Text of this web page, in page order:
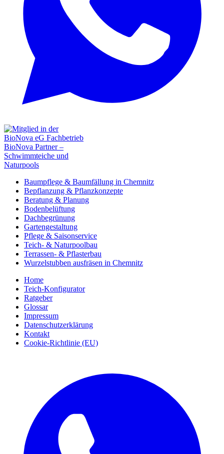
Baumpflege & Baumfällung in Chemnitz
Bepflanzung & Pflanzkonzepte
Beratung & Planung
Bodenbelüftung
Dachbegrünung
Gartengestaltung
Pflege & Saisonservice
Teich- & Naturpoolbau
Terrassen- & Pflasterbau
Wurzelstubben ausfräsen in Chemnitz
Home
Teich-Konfigurator
Ratgeber
Glossar
Impressum
Datenschutzerklärung
Kontakt
Cookie-Richtlinie (EU)